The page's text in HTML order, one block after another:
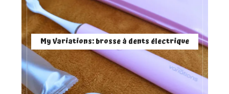
My Variations: brosse à dents électrique